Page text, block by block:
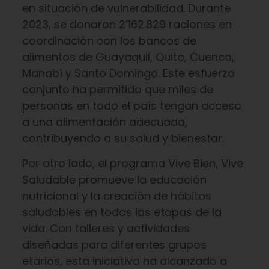
en situación de vulnerabilidad. Durante
2023, se donaron 2’162.829 raciones en
coordinación con los bancos de
alimentos de Guayaquil, Quito, Cuenca,
Manabí y Santo Domingo. Este esfuerzo
conjunto ha permitido que miles de
personas en todo el país tengan acceso
a una alimentación adecuada,
contribuyendo a su salud y bienestar.
Por otro lado, el programa Vive Bien, Vive
Saludable promueve la educación
nutricional y la creación de hábitos
saludables en todas las etapas de la
vida. Con talleres y actividades
diseñadas para diferentes grupos
etarios, esta iniciativa ha alcanzado a